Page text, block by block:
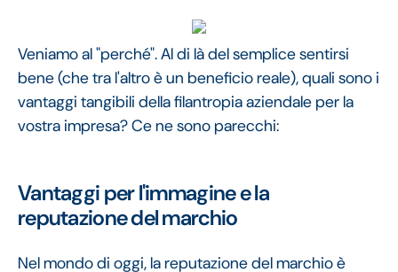
Veniamo al "perché". Al di là del semplice sentirsi
bene (che tra l'altro è un beneficio reale), quali sono i
vantaggi tangibili della filantropia aziendale per la
vostra impresa? Ce ne sono parecchi:
Vantaggi per l'immagine e la
reputazione del marchio
Nel mondo di oggi, la reputazione del marchio è